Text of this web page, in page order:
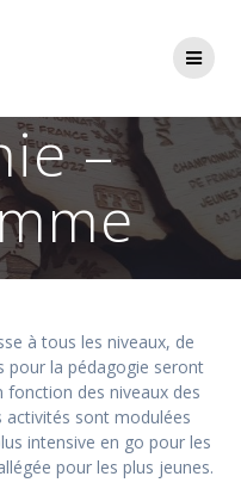
–
à tous les niveaux, de
pour la pédagogie seront
fonction des niveaux des
activités sont modulées
intensive en go pour les
pour les plus jeunes.